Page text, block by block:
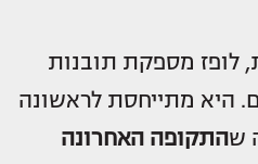
לופז מספקת תובנות
היא מתייחסת לראשונה
שהתקופה האחרונה